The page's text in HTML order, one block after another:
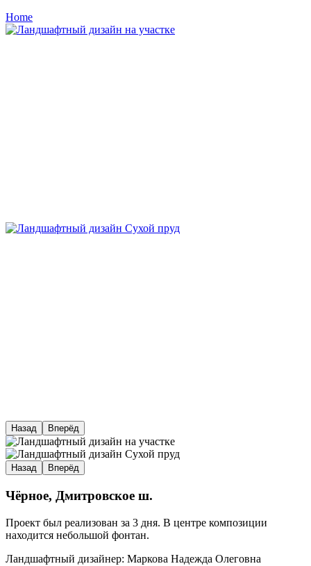
Home
Назад Вперёд
Назад Вперёд
Чёрное, Дмитровское ш.
Проект был реализован за 3 дня. В центре композиции
находится небольшой фонтан.
Ландшафтный дизайнер: Маркова Надежда Олеговна